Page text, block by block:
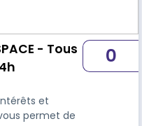
- Tous
et
0